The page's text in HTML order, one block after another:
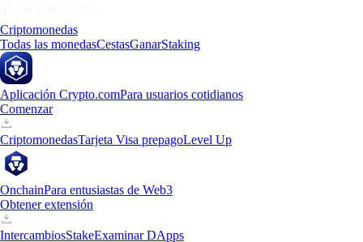
Criptomonedas
Todas las monedasCestasGanarStaking
Aplicación Crypto.comPara usuarios cotidianos
Comenzar
CriptomonedasTarjeta Visa prepagoLevel Up
OnchainPara entusiastas de Web3
Obtener extensión
IntercambiosStakeExaminar DApps